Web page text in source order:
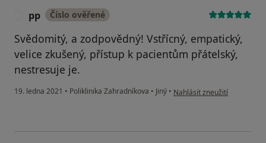
pp Číslo ověřené
Svědomitý, a zodpovědný! Vstřícný, empatický,
velice zkušený, přístup k pacientům přátelský,
nestresuje je.
19. ledna 2021 • Poliklinika Zahradníkova • Jiný • podle názoru uživatele pp
Nahlásit zneužití